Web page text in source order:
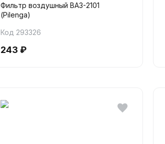
Фильтр воздушный ВАЗ-2101
(Pilenga)
Код 293326
243 ₽